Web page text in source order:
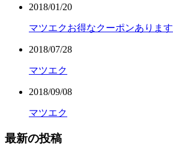
2018/01/20
マツエクお得なクーポンあります
2018/07/28
マツエク
2018/09/08
マツエク
最新の投稿